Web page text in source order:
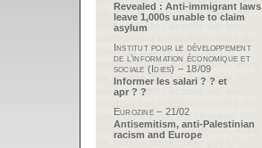
Revealed : Anti-immigrant laws
leave 1,000s unable to claim
asylum
Institut pour le développement
de l’information économique et
sociale (Idies) – 18/09
Informer les salari ? ? et
apr ? ?
Eurozine – 21/02
Antisemitism, anti-Palestinian
racism and Europe